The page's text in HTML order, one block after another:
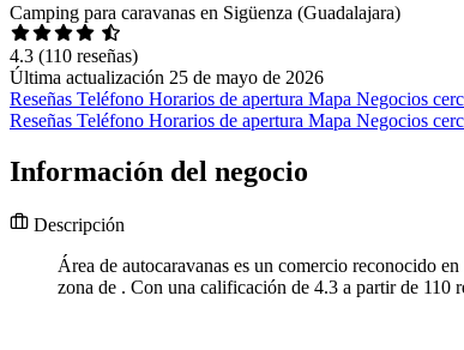
Camping para caravanas en Sigüenza (Guadalajara)
4.3 (110 reseñas)
Última actualización 25 de mayo de 2026
Reseñas Teléfono Horarios de apertura Mapa Negocios
Reseñas Teléfono Horarios de apertura Mapa Negocios
Información del negocio
Descripción
Área de autocaravanas es un comercio reconocido
zona de . Con una calificación de 4.3 a partir de 110